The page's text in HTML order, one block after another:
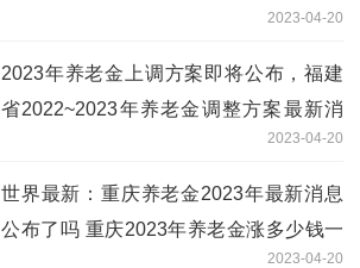
2023-04-20
2023年养老金上调方案即将公布，福建
省2022~2023年养老金调整方案最新消
2023-04-20
世界最新：重庆养老金2023年最新消息
公布了吗 重庆2023年养老金涨多少钱一
2023-04-20